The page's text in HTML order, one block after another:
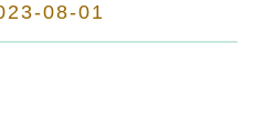
08-01